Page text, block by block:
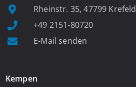
Rheinstr. 35, 47799 Krefeld
+49 2151-80720
E-Mail senden
Kempen